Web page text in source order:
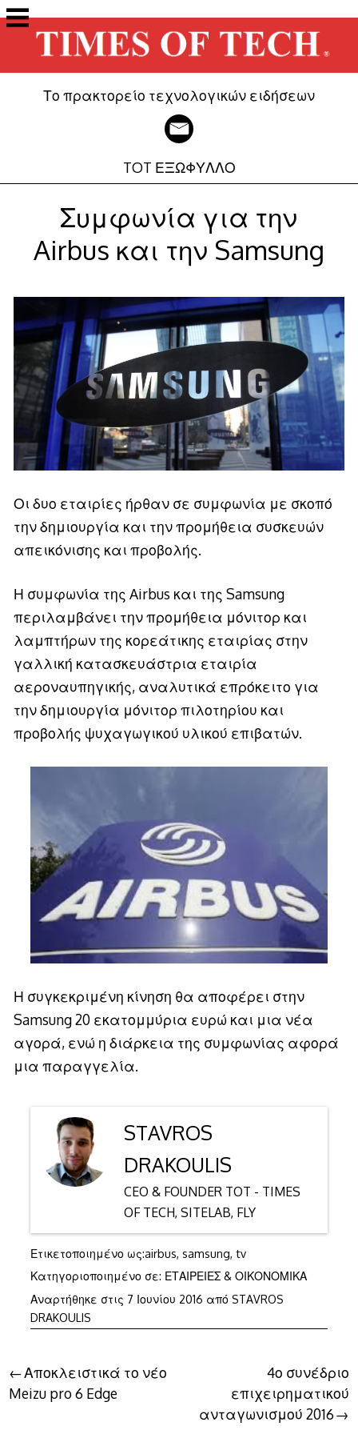
Μετάβαση
στο
περιεχόμενο
Το πρακτορείο τεχνολογικών ειδήσεων
TOT ΕΞΩΦΥΛΛΟ
Συμφωνία για την
Airbus και την Samsung
Οι δυο εταιρίες ήρθαν σε συμφωνία με σκοπό
την δημιουργία και την προμήθεια συσκευών
απεικόνισης και προβολής.
Η συμφωνία της Airbus και της Samsung
περιλαμβάνει την προμήθεια μόνιτορ και
λαμπτήρων της κορεάτικης εταιρίας στην
γαλλική κατασκευάστρια εταιρία
αεροναυπηγικής, αναλυτικά επρόκειτο για
την δημιουργία μόνιτορ πιλοτηρίου και
προβολής ψυχαγωγικού υλικού επιβατών.
Η συγκεκριμένη κίνηση θα αποφέρει στην
Samsung 20 εκατομμύρια ευρώ και μια νέα
αγορά, ενώ η διάρκεια της συμφωνίας αφορά
μια παραγγελία.
STAVROS
DRAKOULIS
CEO & FOUNDER TOT - TIMES
OF TECH, SITELAB, FLY
Ετικετοποιημένο ως:airbus, samsung, tv
Κατηγοριοποιημένο σε: ΕΤΑΙΡΕΙΕΣ & ΟΙΚΟΝΟΜΙΚΑ
Αναρτήθηκε στις 7 Ιουνίου 20167από STAVROS
DRAKOULIS
Πλοήγηση
άρθρων
Αποκλειστικά το νέο
Meizu pro 6 Edge
4ο συνέδριο
επιχειρηματικού
ανταγωνισμού 2016